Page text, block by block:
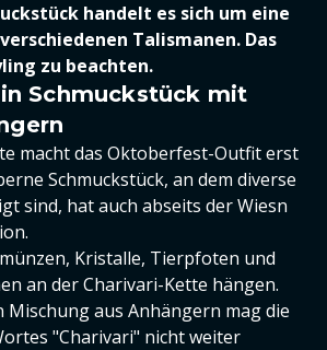
handelt es sich um eine
Talismanen. Das
zu beachten.
Schmuckstück mit
macht das Oktoberfest-Outfit erst
Schmuckstück, an dem diverse
sind, hat auch abseits der Wiesn
Kristalle, Tierpfoten und
an der Charivari-Kette hängen.
Mischung aus Anhängern mag die
"Charivari" nicht weiter